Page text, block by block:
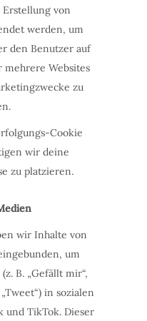
von
werden, um
den Benutzer auf
mehrere Websites
zu
Cookie
wir deine
zu platzieren.
wir Inhalte von
um
B. „Gefällt mir“,
in sozialen
und TikTok. Dieser